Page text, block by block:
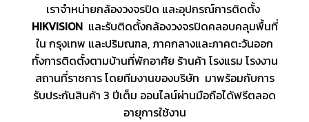
เราจำหน่ายกล้องวงจรปิด และอุปกรณ์การติดตั้ง
HIKVISIONและรับติดตั้งกล้องวงจรปิดคลอบคลุมพื้นที่
ใน กรุงเทพ และปริมณฑล, ภาคกลางและภาคตะวันออก
ทั้งการติดตั้งตามบ้านที่พักอาศัย ร้านค้า โรงแรม โรงงาน
สถานที่ราชการ โดยทีมงานของบริษัท มาพร้อมกับการ
รับประกันสินค้า 3 ปีเต็ม ออนไลน์ผ่านมือถือได้ฟรีตลอด
อายุการใช้งาน